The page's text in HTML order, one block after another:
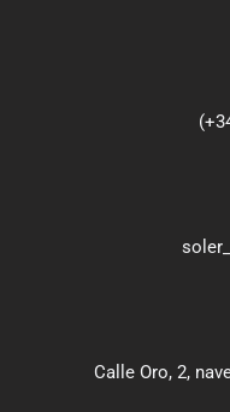
Calle Oro, 2,